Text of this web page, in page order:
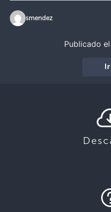
smendez
Publicado